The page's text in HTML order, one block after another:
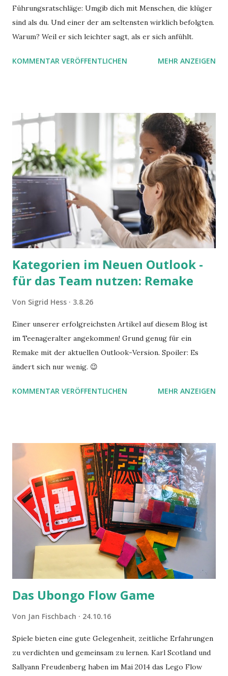
Führungsratschläge: Umgib dich mit Menschen, die klüger
sind als du. Und einer der am seltensten wirklich befolgten.
Warum? Weil er sich leichter sagt, als er sich anfühlt.
KOMMENTAR VERÖFFENTLICHEN MEHR ANZEIGEN
Kategorien im Neuen Outlook -
für das Team nutzen: Remake
Von Sigrid Hess 3.8.26
Einer unserer erfolgreichsten Artikel auf diesem Blog ist
im Teenageralter angekommen! Grund genug für ein
Remake mit der aktuellen Outlook-Version. Spoiler: Es
ändert sich nur wenig. 😉
KOMMENTAR VERÖFFENTLICHEN MEHR ANZEIGEN
Das Ubongo Flow Game
Von Jan Fischbach 24.10.16
Spiele bieten eine gute Gelegenheit, zeitliche Erfahrungen
zu verdichten und gemeinsam zu lernen. Karl Scotland und
Sallyann Freudenberg haben im Mai 2014 das Lego Flow